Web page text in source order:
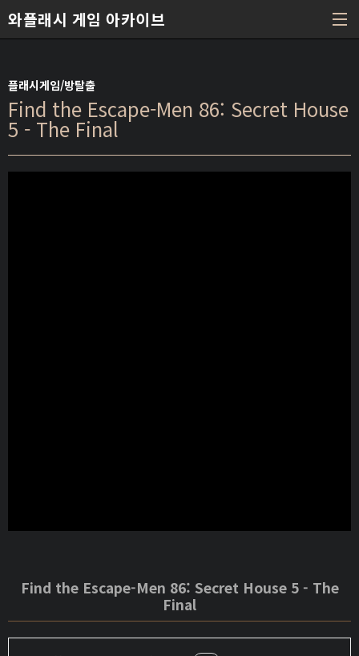
와플래시 게임 아카이브
플래시게임/방탈출
Find the Escape-Men 86: Secret House
5 - The Final
Find the Escape-Men 86: Secret House 5 - The
Final